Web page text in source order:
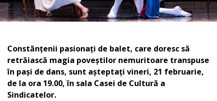
Constănțenii pasionați de balet, care doresc să
retrăiască magia poveștilor nemuritoare transpuse
în pași de dans, sunt așteptați vineri, 21 februarie,
de la ora 19.00, în sala Casei de Cultură a
Sindicatelor.